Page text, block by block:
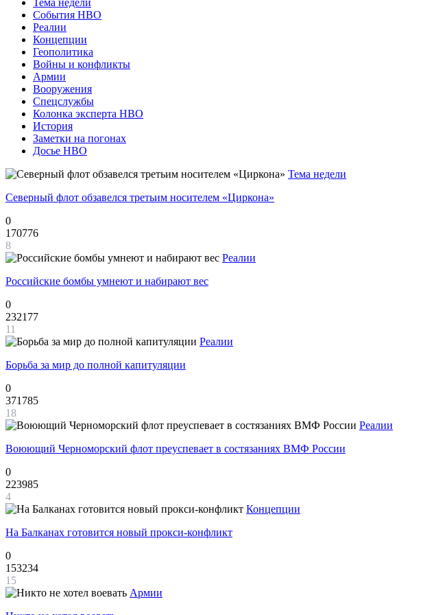
Тема недели
События НВО
Реалии
Концепции
Геополитика
Войны и конфликты
Армии
Вооружения
Спецслужбы
Колонка эксперта НВО
История
Заметки на погонах
Досье НВО
Тема недели
Северный флот обзавелся третьим носителем «Циркона»
0
170776
8
Реалии
Российские бомбы умнеют и набирают вес
0
232177
11
Реалии
Борьба за мир до полной капитуляции
0
371785
18
Реалии
Воюющий Черноморский флот преуспевает в состязаниях ВМФ России
0
223985
4
Концепции
На Балканах готовится новый прокси-конфликт
0
153234
15
Армии